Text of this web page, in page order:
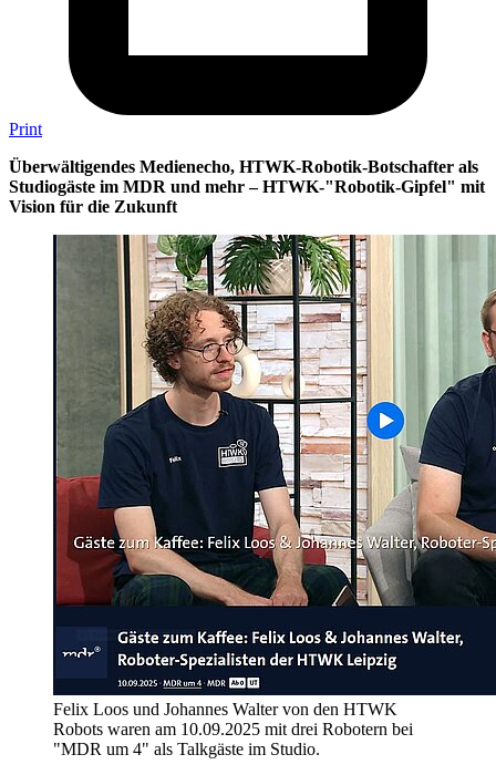
Print
Überwältigendes Medienecho, HTWK-Robotik-Botschafter als
Studiogäste im MDR und mehr – HTWK-"Robotik-Gipfel" mit
Vision für die Zukunft
Felix Loos und Johannes Walter von den HTWK
Robots waren am 10.09.2025 mit drei Robotern bei
"MDR um 4" als Talkgäste im Studio.